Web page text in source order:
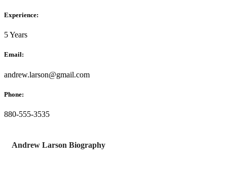
Experience:
5 Years
Email:
andrew.larson@gmail.com
Phone:
880-555-3535
Andrew Larson Biography